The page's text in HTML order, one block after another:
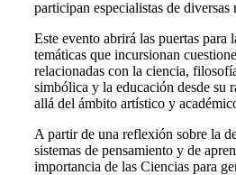
participan especialistas de diversas
Este evento abrirá las puertas para
temáticas que incursionan
relacionadas con la ciencia,
simbólica y la educación desde su
allá del ámbito artístico y
A partir de una reflexión sobre la
sistemas de pensamiento y de
importancia de las Ciencias para